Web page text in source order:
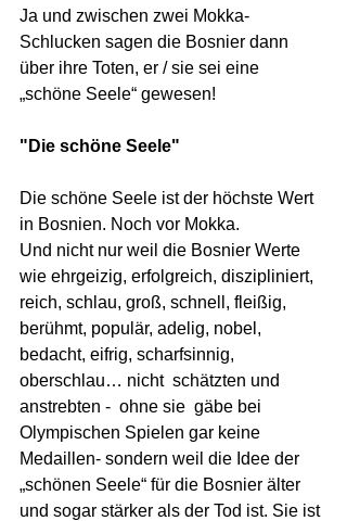
Ja und zwischen zwei Mokka-
Schlucken sagen die Bosnier dann
über ihre Toten, er / sie sei eine
„schöne Seele“ gewesen!
"Die schöne Seele"
Die schöne Seele ist der höchste Wert
in Bosnien. Noch vor Mokka.
Und nicht nur weil die Bosnier Werte
wie ehrgeizig, erfolgreich, diszipliniert,
reich, schlau, groß, schnell, fleißig,
berühmt, populär, adelig, nobel,
bedacht, eifrig, scharfsinnig,
oberschlau… nicht  schätzten und
anstrebten -  ohne sie  gäbe bei
Olympischen Spielen gar keine
Medaillen- sondern weil die Idee der
„schönen Seele“ für die Bosnier älter
und sogar stärker als der Tod ist. Sie ist